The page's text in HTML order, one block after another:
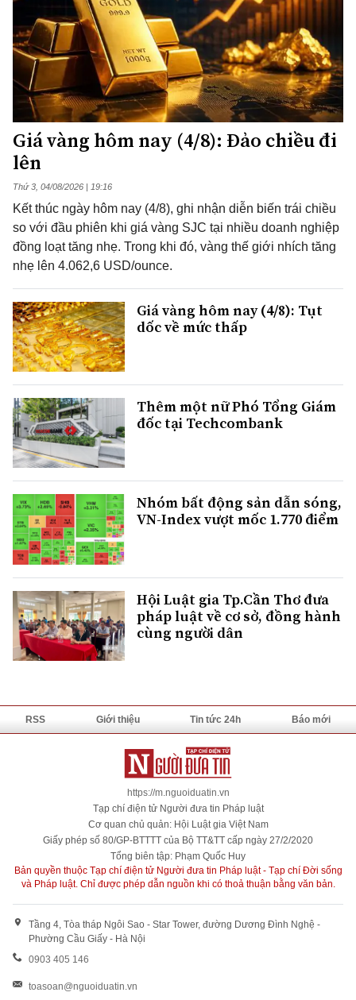
Giá vàng hôm nay (4/8): Đảo chiều đi
lên
Thứ 3, 04/08/2026 | 19:16
Kết thúc ngày hôm nay (4/8), ghi nhận diễn biến trái chiều
so với đầu phiên khi giá vàng SJC tại nhiều doanh nghiệp
đồng loạt tăng nhẹ. Trong khi đó, vàng thế giới nhích tăng
nhẹ lên 4.062,6 USD/ounce.
Giá vàng hôm nay (4/8): Tụt
dốc về mức thấp
Thêm một nữ Phó Tổng Giám
đốc tại Techcombank
Nhóm bất động sản dẫn sóng,
VN-Index vượt mốc 1.770 điểm
Hội Luật gia Tp.Cần Thơ đưa
pháp luật về cơ sở, đồng hành
cùng người dân
RSS Giới thiệu Tin tức 24h Báo mới
https://m.nguoiduatin.vn
Tạp chí điện tử Người đưa tin Pháp luật
Cơ quan chủ quản: Hội Luật gia Việt Nam
Giấy phép số 80/GP-BTTTT của Bộ TT&TT cấp ngày 27/2/2020
Tổng biên tập: Phạm Quốc Huy
Bản quyền thuộc Tạp chí điện tử Người đưa tin Pháp luật - Tạp chí Đời sống
và Pháp luật. Chỉ được phép dẫn nguồn khi có thoả thuận bằng văn bản.
Tầng 4, Tòa tháp Ngôi Sao - Star Tower, đường Dương Đình Nghệ -
Phường Cầu Giấy - Hà Nội
0903 405 146
toasoan@nguoiduatin.vn